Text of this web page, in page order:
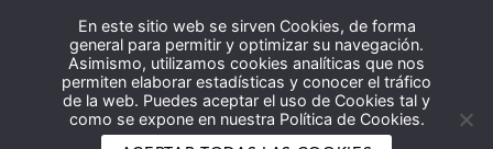
En este sitio web se sirven Cookies, de forma
general para permitir y optimizar su navegación.
Asimismo, utilizamos cookies analíticas que nos
permiten elaborar estadísticas y conocer el tráfico
de la web. Puedes aceptar el uso de Cookies tal y
como se expone en nuestra Política de Cookies.
Español English